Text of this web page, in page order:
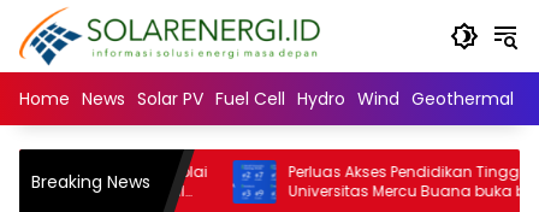
Langsung
konten
Home News Solar PV Fuel Cell Hydro Wind Geothermal
Breaking News
Mayoritas Suplai
Minuman Halal
Perluas Akses Pendidikan Tinggi,
Universitas Mercu Buana buka beasiswa